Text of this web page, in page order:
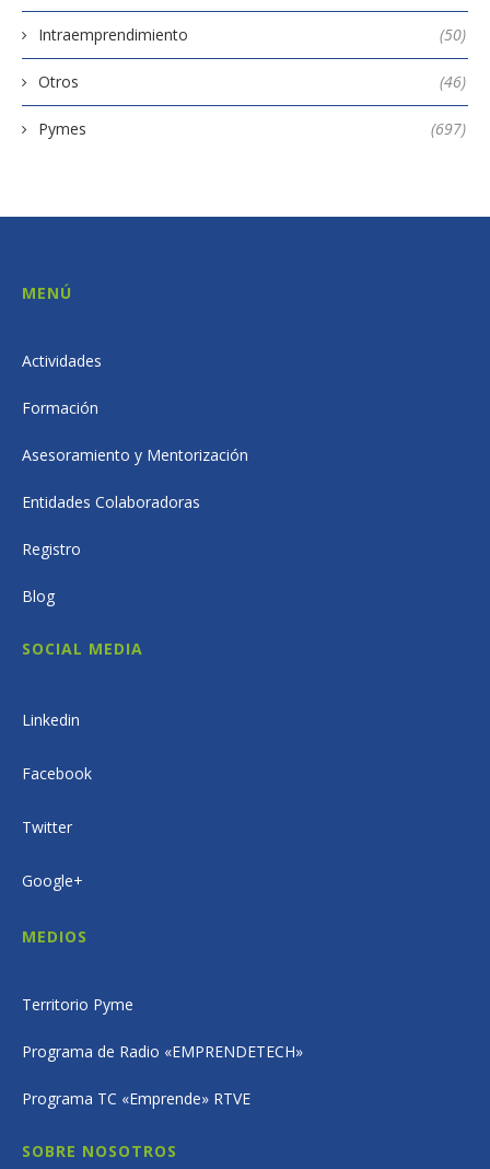
Intraemprendimiento (50)
Otros (46)
Pymes (697)
MENÚ
Actividades
Formación
Asesoramiento y Mentorización
Entidades Colaboradoras
Registro
Blog
SOCIAL MEDIA
Linkedin
Facebook
Twitter
Google+
MEDIOS
Territorio Pyme
Programa de Radio «EMPRENDETECH»
Programa TC «Emprende» RTVE
SOBRE NOSOTROS